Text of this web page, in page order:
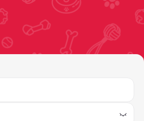
profile%2F0509b014-64f3-